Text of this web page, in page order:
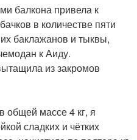
балкона привела к
в количестве пяти
баклажанов и тыквы,
к Аиду.
из закромов
общей массе 4 кг, я
сладких и чётких